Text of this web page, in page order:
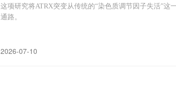
这项研究将ATRX突变从传统的“染色质调节因子失活”
通路。
2026-07-10